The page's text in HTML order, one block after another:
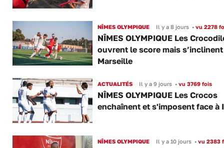
NÎMES OLYMPIQUE Il y a 8 jours •vu 2278
NÎMES OLYMPIQUE Les
ouvrent le score mais s’inclinent
Marseille
ACTUALITÉS Il y a 9 jours •vu 3769 fois
NÎMES OLYMPIQUE Les Crocos
enchaînent et s'imposent face à
NÎMES OLYMPIQUE Il y a 10 jours •vu 2383